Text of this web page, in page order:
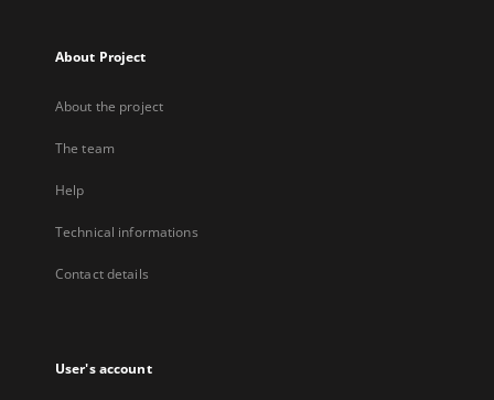
About Project
About the project
The team
Help
Technical informations
Contact details
User's account